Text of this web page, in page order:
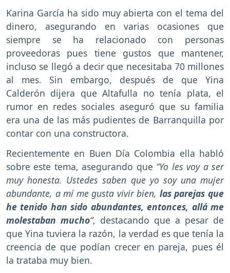
Karina García ha sido muy abierta con el tema del
dinero, asegurando en varias ocasiones que
siempre se ha relacionado con personas
proveedoras pues tiene gustos que mantener,
incluso se llegó a decir que necesitaba 70 millones
al mes. Sin embargo, después de que Yina
Calderón dijera que Altafulla no tenía plata, el
rumor en redes sociales aseguró que su familia
era una de las más pudientes de Barranquilla por
contar con una constructora.
Recientemente en Buen Día Colombia ella habló
sobre este tema, asegurando que “Yo les voy a ser
muy honesta. Ustedes saben que yo soy una mujer
abundante, a mí me gusta vivir bien, las parejas que
he tenido han sido abundantes, entonces, allá me
molestaban mucho“, destacando que a pesar de
que Yina tuviera la razón, la verdad es que tenía la
creencia de que podían crecer en pareja, pues él
la trataba muy bien.